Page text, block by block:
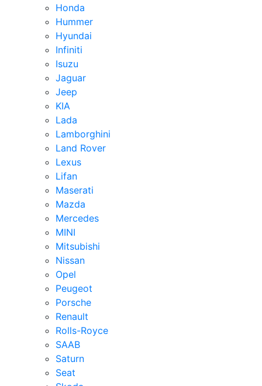
Honda
Hummer
Hyundai
Infiniti
Isuzu
Jaguar
Jeep
KIA
Lada
Lamborghini
Land Rover
Lexus
Lifan
Maserati
Mazda
Mercedes
MINI
Mitsubishi
Nissan
Opel
Peugeot
Porsche
Renault
Rolls-Royce
SAAB
Saturn
Seat